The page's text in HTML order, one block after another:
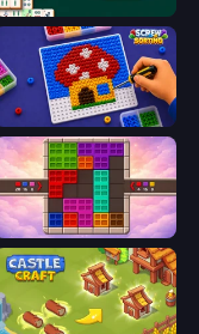
Mahjongg Solitaire
Screw Sorting
Color Cube Puzzle